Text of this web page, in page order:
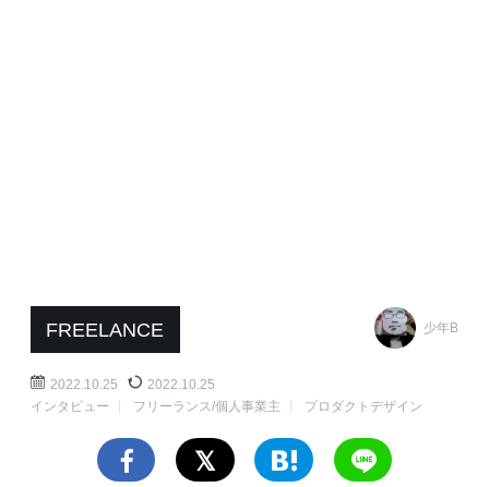
FREELANCE 少年B
2022.10.25
2022.10.25
インタビュー
フリーランス/個人事業主 プロダクトデザイン